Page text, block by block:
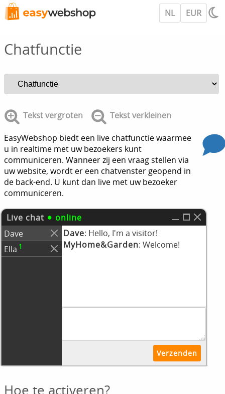
NL EUR
Chatfunctie
Tekst vergroten Tekst verkleinen
EasyWebshop biedt een live chatfunctie waarmee
u in realtime met uw bezoekers kunt
communiceren. Wanneer zij een vraag stellen via
uw website, wordt er een chatvenster geopend in
de back-end. U kunt dan live met uw bezoeker
communiceren.
Hoe te activeren?